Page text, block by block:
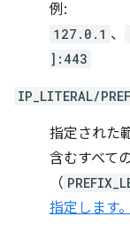
例:
127.0.1 、
]:443
IP_LITERAL/
指定された
含むすべて
（
指定します